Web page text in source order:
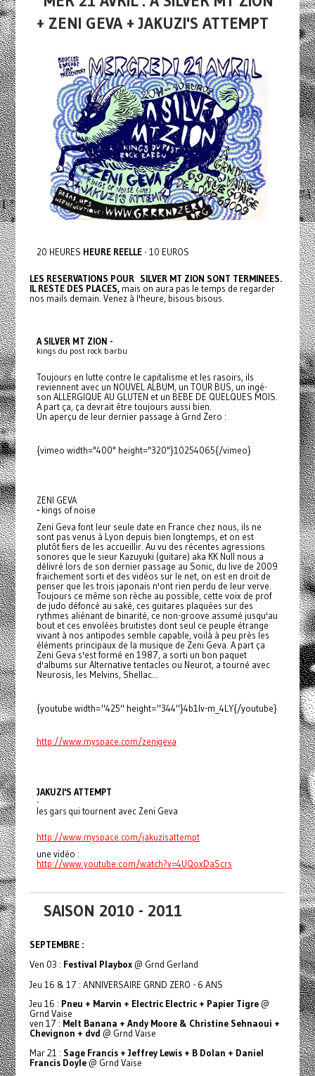
+ ZENI GEVA + JAKUZI'S ATTEMPT
20 HEURES HEURE REELLE- 10 EUROS
LES RESERVATIONS POUR SILVER MT ZION SONT TERMINEES.
IL RESTE DES PLACES, mais on aura pas le temps de regarder
nos mails demain. Venez à l'heure, bisous bisous.
A SILVER MT ZION -
kings du post rock barbu
Toujours en lutte contre le capitalisme et les rasoirs, ils
reviennent avec un NOUVEL ALBUM, un TOUR BUS, un ingé-
son ALLERGIQUE AU GLUTEN et un BEBE DE QUELQUES MOIS.
A part ça, ça devrait être toujours aussi bien.
Un aperçu de leur dernier passage à Grnd Zero :
{vimeo width="400" height="320"}10254065{/vimeo}
ZENI GEVA
-kings of noise
Zeni Geva font leur seule date en France chez nous, ils ne
sont pas venus à Lyon depuis bien longtemps, et on est
plutôt fiers de les accueillir. Au vu des récentes agressions
sonores que le sieur Kazuyuki (guitare) aka KK Null nous a
délivré lors de son dernier passage au Sonic, du live de 2009
fraichement sorti et des vidéos sur le net, on est en droit de
penser que les trois japonais n'ont rien perdu de leur verve.
Toujours ce même son rèche au possible, cette voix de prof
de judo défoncé au saké, ces guitares plaquées sur des
rythmes aliénant de binarité, ce non-groove assumé jusqu'au
bout et ces envolées bruitistes dont seul ce peuple étrange
vivant à nos antipodes semble capable, voilà à peu près les
éléments principaux de la musique de Zeni Geva. A part ça
Zeni Geva s'est formé en 1987, a sorti un bon paquet
d'albums sur Alternative tentacles ou Neurot, a tourné avec
Neurosis, les Melvins, Shellac...
{youtube width="425" height="344"}4b1lv-m_4LY{/youtube}
http://www.myspace.com/zenigeva
JAKUZI'S ATTEMPT
-
les gars qui tournent avec Zeni Geva
http://www.myspace.com/jakuzisattempt
une vidéo :
http://www.youtube.com/watch?v=4UQoxDaScrs
SAISON 2010 - 2011
SEPTEMBRE :
Ven 03 : Festival Playbox@ Grnd Gerland
Jeu 16 & 17 : ANNIVERSAIRE GRND ZERO - 6 ANS
Jeu 16 : Pneu + Marvin + Electric Electric + Papier Tigre@
Grnd Vaise
ven 17 : Melt Banana + Andy Moore & Christine Sehnaoui +
Chevignon + dvd @ Grnd Vaise
Mar 21 : Sage Francis + Jeffrey Lewis + B Dolan + Daniel
Francis Doyle@ Grnd Vaise